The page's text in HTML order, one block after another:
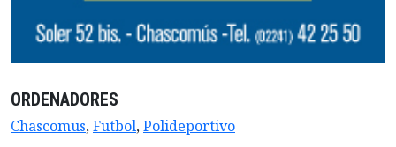
ORDENADORES
Chascomus,Futbol,Polideportivo